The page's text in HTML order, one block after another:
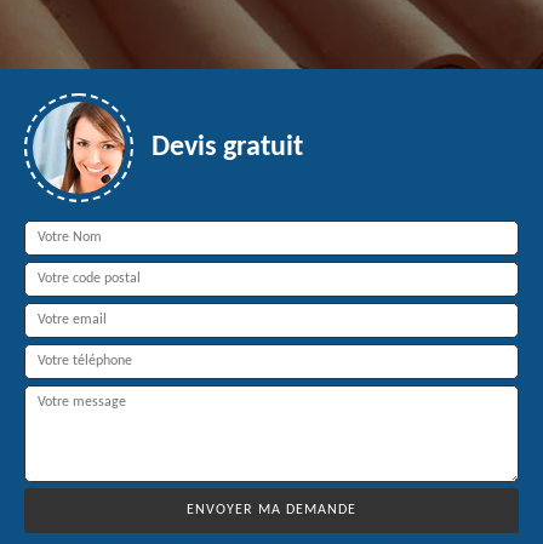
Devis gratuit